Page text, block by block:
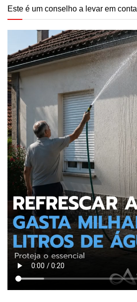
Este é um conselho a levar em conta